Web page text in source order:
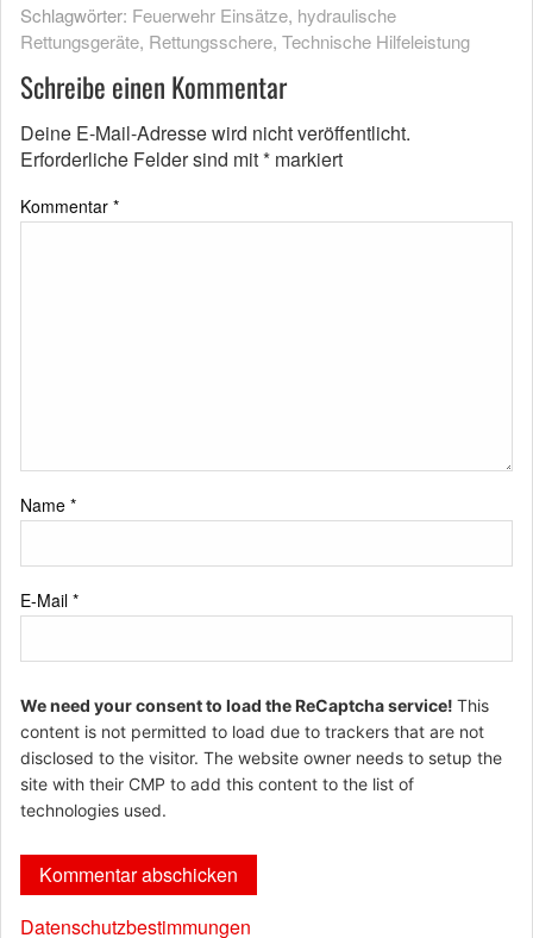
Schlagwörter: Feuerwehr Einsätze, hydraulische
Rettungsgeräte, Rettungsschere, Technische Hilfeleistung
Schreibe einen Kommentar
Deine E-Mail-Adresse wird nicht veröffentlicht.
Erforderliche Felder sind mit* markiert
Kommentar *
Name *
E-Mail *
We need your consent to load the ReCaptcha service! This
content is not permitted to load due to trackers that are not
disclosed to the visitor. The website owner needs to setup the
site with their CMP to add this content to the list of
technologies used.
Datenschutzbestimmungen